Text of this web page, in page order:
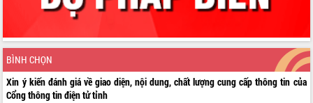
BÌNH CHỌN
Xin ý kiến đánh giá về giao diện, nội dung, chất lượng cung cấp thông tin của
Cổng thông tin điện tử tỉnh